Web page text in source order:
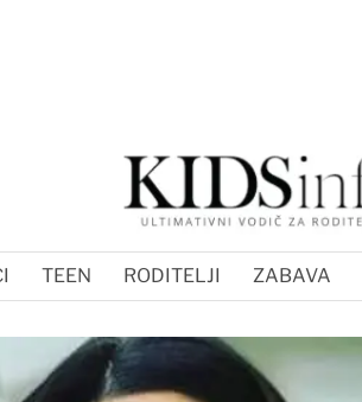
TEEN RODITELJI ZABAVA